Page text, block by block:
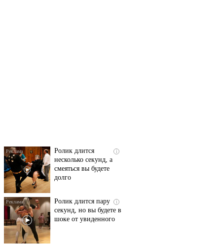
i
Ролик длится
несколько секунд, а
смеяться вы будете
долго
i
Ролик длится пару
секунд, но вы будете в
шоке от увиденного